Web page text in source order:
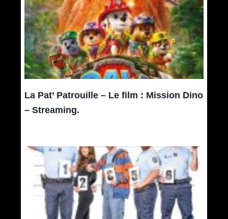
La Pat’ Patrouille – Le film : Mission Dino
– Streaming.